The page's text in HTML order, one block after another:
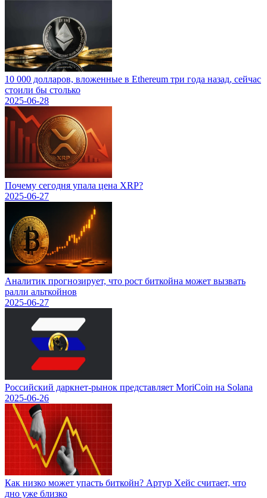
10 000 долларов, вложенные в Ethereum три года назад, сейчас
стоили бы столько
2025-06-28
Почему сегодня упала цена XRP?
2025-06-27
Аналитик прогнозирует, что рост биткойна может вызвать
ралли альткойнов
2025-06-27
Российский даркнет-рынок представляет MoriCoin на Solana
2025-06-26
Как низко может упасть биткойн? Артур Хейс считает, что
дно уже близко